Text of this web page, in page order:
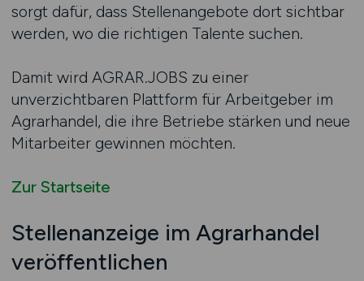
sorgt dafür, dass Stellenangebote dort sichtbar
werden, wo die richtigen Talente suchen.
Damit wird AGRAR.JOBS zu einer
unverzichtbaren Plattform für Arbeitgeber im
Agrarhandel, die ihre Betriebe stärken und neue
Mitarbeiter gewinnen möchten.
Zur Startseite
Stellenanzeige im Agrarhandel
veröffentlichen